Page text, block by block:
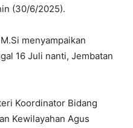
(30/6/2025).
menyampaikan
16 Juli nanti, Jembatan
Koordinator Bidang
Kewilayahan Agus